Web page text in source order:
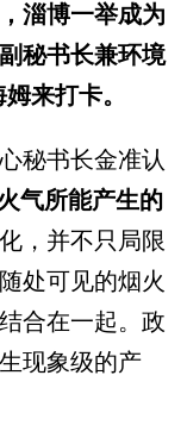
淄博一举成为
秘书长兼环境
来打卡。
秘书长金准认
气所能产生的
，并不只局限
处可见的烟火
合在一起。政
现象级的产